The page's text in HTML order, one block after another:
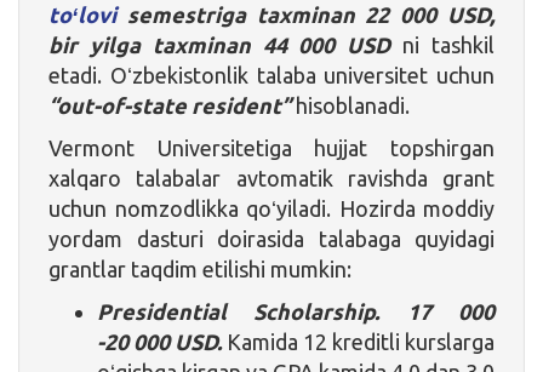
toʻlovi semestriga taxminan 22 000 USD,
bir yilga taxminan 44 000 USDni tashkil
etadi. Oʻzbekistonlik talaba universitet uchun
“out-of-state resident”hisoblanadi.
Vermont Universitetiga hujjat topshirgan
xalqaro talabalar avtomatik ravishda grant
uchun nomzodlikka qoʻyiladi. Hozirda moddiy
yordam dasturi doirasida talabaga quyidagi
grantlar taqdim etilishi mumkin:
Presidential Scholarship. 17 000
-20 000 USD. Kamida 12 kreditli kurslarga